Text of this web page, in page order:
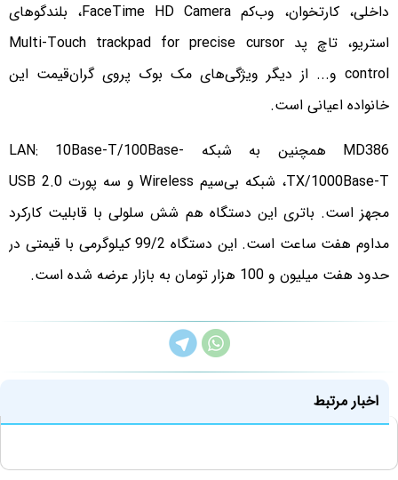
داخلی، کارتخوان، وب‌کم FaceTime HD Camera، بلندگوهای
استریو، تاچ پد Multi-Touch trackpad for precise cursor
control و... از دیگر ویژگی‌های مک بوک پروی گران‌قیمت این
خانواده اعیانی است.
MD386 همچنین به شبکه LAN: 10Base-T/100Base-
TX/1000Base-T، شبکه بی‌سیم Wireless و سه پورت USB 2.0
مجهز است. باتری این دستگاه هم شش سلولی با قابلیت کارکرد
مداوم هفت ساعت است. این دستگاه 99/2 کیلوگرمی با قیمتی در
حدود هفت میلیون و 100 هزار تومان به بازار عرضه شده است.
اخبار مرتبط